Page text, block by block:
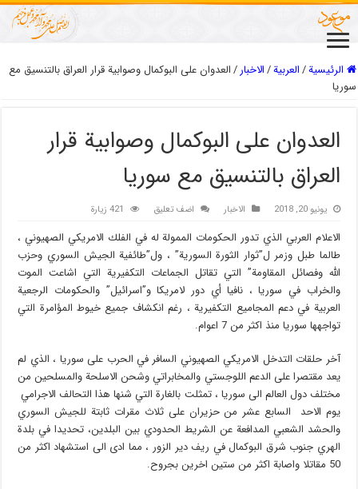
الرئيسية/العربیة/الاخبار/العدوان على البوكمال وصوابية قرار العراق بالتنسيق مع
سوريا
العدوان على البوكمال وصوابية قرار
العراق بالتنسيق مع سوريا
يونيو 20, 2018 الاخبار اضف تعليق 421 زيارة
الاعلام العربي الذي تدور الحكومات الممولة له في الفلك الامريكي الصهيوني ،
طالما طبل وزمر ل”ثوار الثورة السورية” ، ول”طائفية الجيش السوري وحزب
الله وفصائل المقاومة” التي تقاتل الجماعات التكفيرية التي اشاعت الموت
والخراب في سوريا ، نافيا أي دور لامريكا و”اسرائيل” والحكومات الرجعية
العربية في دعم المجاميع التكفيرية ، رغم انكشاف جميع خيوط المؤامرة التي
تواجهها سوريا منذ اكثر من 7 اعوام.
آخر حلقات التدخل الامريكي الصهيوني السافر في الحرب على سوريا ، الذي لم
يعد مقتصرا على الدعم اللوجستي والمخابراتي وشحن الاسلحة والمسلحين من
مختلف دول العالم الى سوريا ، تمثلت بالغارة التي شنها هذا التحالف الاجرامي
يوم الاحد السابع عشر من حزيران على ثلاث مقرات ثابتة للجيش السوري
والحشد الشعبي المدافعة عن الشريط الحدودي بين البلدين، تحديدا في بلدة
الهري جنوب شرق البوكمال في ريف دير الزور ، مما ادى الى استشهاد اكثر من
50 مقاتلا واصابة اكثر من ستين اخرين بجروح.